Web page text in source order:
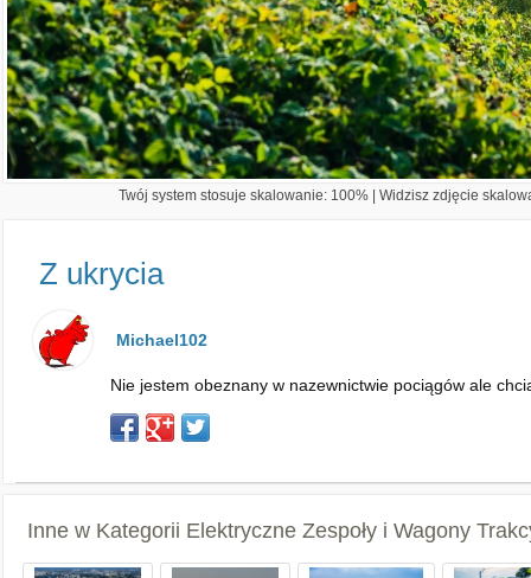
Twój system stosuje skalowanie: 100% | Widzisz zdjęcie
Z ukrycia
Michael102
Nie jestem obeznany w nazewnictwie pociągów ale
Inne w Kategorii Elektryczne Zespoły i Wagony